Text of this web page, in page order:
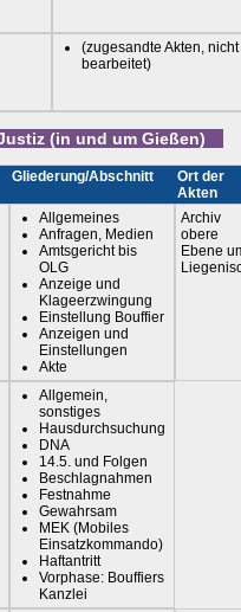
(zugesandte Akten, nicht
bearbeitet)
(in und um Gießen)
Gliederung/Abschnitt
Ort der
Akten
Allgemeines
Anfragen, Medien
Amtsgericht bis
OLG
Anzeige und
Klageerzwingung
Einstellung Bouffier
Anzeigen und
Einstellungen
Akte
Archiv
obere
Ebene
Allgemein,
sonstiges
Hausdurchsuchung
DNA
14.5. und Folgen
Beschlagnahmen
Festnahme
Gewahrsam
MEK (Mobiles
Einsatzkommando)
Haftantritt
Vorphase: Bouffiers
Kanzlei